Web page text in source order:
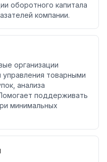
оборотного капитала
компании.
организации
управления товарными
анализа
поддерживать
минимальных